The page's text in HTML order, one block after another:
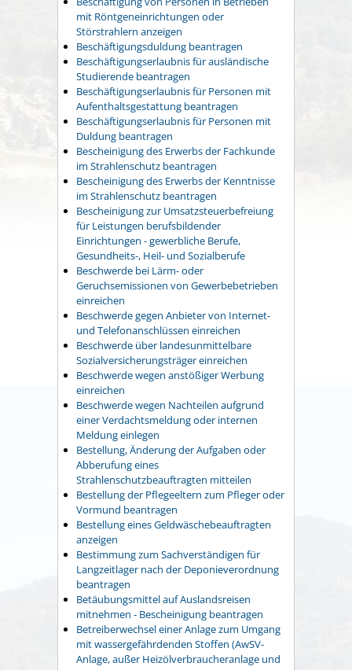
mit Röntgeneinrichtungen oder
Störstrahlern anzeigen
Beschäftigungsduldung beantragen
Beschäftigungserlaubnis für ausländische
Studierende beantragen
Beschäftigungserlaubnis für Personen mit
Aufenthaltsgestattung beantragen
Beschäftigungserlaubnis für Personen mit
Duldung beantragen
Bescheinigung des Erwerbs der Fachkunde
im Strahlenschutz beantragen
Bescheinigung des Erwerbs der Kenntnisse
im Strahlenschutz beantragen
Bescheinigung zur Umsatzsteuerbefreiung
für Leistungen berufsbildender
Einrichtungen - gewerbliche Berufe,
Gesundheits-, Heil- und Sozialberufe
Beschwerde bei Lärm- oder
Geruchsemissionen von Gewerbebetrieben
einreichen
Beschwerde gegen Anbieter von Internet-
und Telefonanschlüssen einreichen
Beschwerde über landesunmittelbare
Sozialversicherungsträger einreichen
Beschwerde wegen anstößiger Werbung
einreichen
Beschwerde wegen Nachteilen aufgrund
einer Verdachtsmeldung oder internen
Meldung einlegen
Bestellung, Änderung der Aufgaben oder
Abberufung eines
Strahlenschutzbeauftragten mitteilen
Bestellung der Pflegeeltern zum Pfleger oder
Vormund beantragen
Bestellung eines Geldwäschebeauftragten
anzeigen
Bestimmung zum Sachverständigen für
Langzeitlager nach der Deponieverordnung
beantragen
Betäubungsmittel auf Auslandsreisen
mitnehmen - Bescheinigung beantragen
Betreiberwechsel einer Anlage zum Umgang
mit wassergefährdenden Stoffen (AwSV-
Anlage, außer Heizölverbraucheranlage und